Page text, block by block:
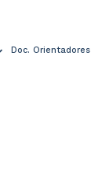
Doc. Orientadores